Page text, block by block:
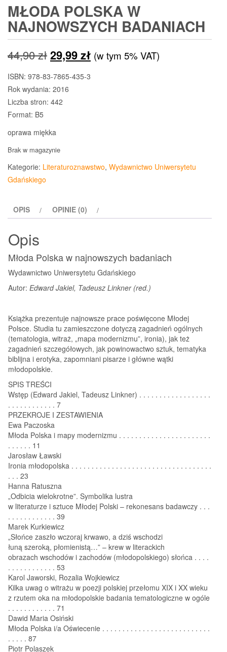
MŁODA POLSKA W
NAJNOWSZYCH BADANIACH
44,90złPierwotna
cena
wynosiła:
29,99złAktualna
(w tym 5% VAT)
ISBN: 978-83-7865-435-3
Rok wydania: 2016
Liczba stron: 442
Format: B5
oprawa miękka
Brak w magazynie
Kategorie: Literaturoznawstwo, Wydawnictwo Uniwersytetu
Gdańskiego
OPIS OPINIE (0)
Opis
Młoda Polska w najnowszych badaniach
Wydawnictwo Uniwersytetu Gdańskiego
Autor: Edward Jakiel, Tadeusz Linkner (red.)
Książka prezentuje najnowsze prace poświęcone Młodej
Polsce. Studia tu zamieszczone dotyczą zagadnień ogólnych
(tematologia, witraż, „mapa modernizmu”, ironia), jak też
zagadnień szczegółowych, jak powinowactwo sztuk, tematyka
biblijna i erotyka, zapomniani pisarze i główne wątki
młodopolskie.
SPIS TREŚCI
Wstęp (Edward Jakiel, Tadeusz Linkner) . . . . . . . . . . . . . . . . . .
. . . . . . . . . . . . 7
PRZEKROJE I ZESTAWIENIA
Ewa Paczoska
Młoda Polska i mapy modernizmu . . . . . . . . . . . . . . . . . . . . . . .
. . . . . . 11
Jarosław Ławski
Ironia młodopolska . . . . . . . . . . . . . . . . . . . . . . . . . . . . . . . . . . .
. . . 23
Hanna Ratuszna
„Odbicia wielokrotne”. Symbolika lustra
w literaturze i sztuce Młodej Polski – rekonesans badawczy . . .
. . . . . . . . . . . . 39
Marek Kurkiewicz
„Słońce zaszło wczoraj krwawo, a dziś wschodzi
łuną szeroką, płomienistą…” – krew w literackich
obrazach wschodów i zachodów (młodopolskiego) słońca . . . .
. . . . . . . . . . . . 53
Karol Jaworski, Rozalia Wojkiewicz
Kilka uwag o witrażu w poezji polskiej przełomu XIX i XX wieku
z rzutem oka na młodopolskie badania tematologiczne w ogóle
. . . . . . . . . . . . 71
Dawid Maria Osiński
Młoda Polska i/a Oświecenie . . . . . . . . . . . . . . . . . . . . . . . . . . .
. . . . . 87
Piotr Polaszek